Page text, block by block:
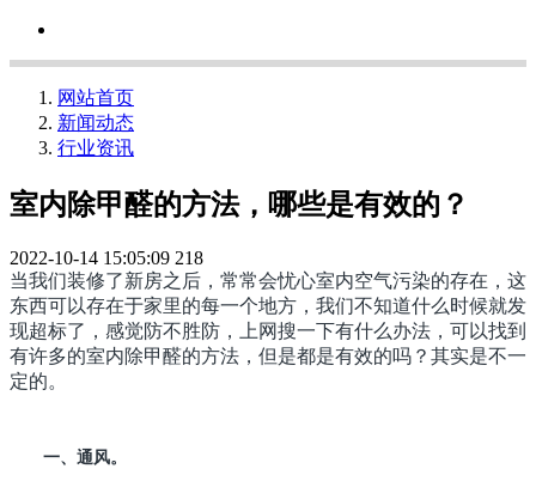
网站首页
新闻动态
行业资讯
室内除甲醛的方法，哪些是有效的？
2022-10-14 15:05:09 218
当我们装修了新房之后，常常会忧心室内空气污染的存在，这
东西可以存在于家里的每一个地方，我们不知道什么时候就发
现超标了，感觉防不胜防，上网搜一下有什么办法，可以找到
有许多的室内除甲醛的方法，但是都是有效的吗？其实是不一
定的。
一、通风。